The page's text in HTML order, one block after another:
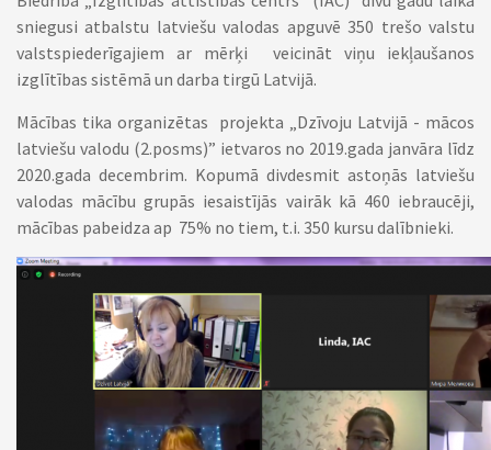
sniegusi atbalstu latviešu valodas apguvē 350 trešo valstu
valstspiederīgajiem ar mērķi veicināt viņu iekļaušanos
izglītības sistēmā un darba tirgū Latvijā.
Mācības tika organizētas projekta „Dzīvoju Latvijā - mācos
latviešu valodu (2.posms)” ietvaros no 2019.gada janvāra līdz
2020.gada decembrim. Kopumā divdesmit astoņās latviešu
valodas mācību grupās iesaistījās vairāk kā 460 iebraucēji,
mācības pabeidza ap 75% no tiem, t.i. 350 kursu dalībnieki.